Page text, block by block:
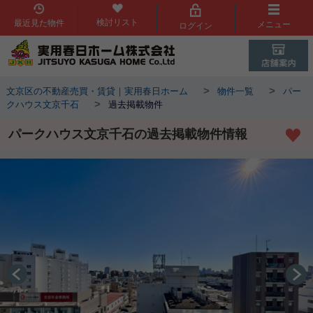
最近見た物件 検討リスト ログイン メニュー
文京区の不動産売買・賃貸｜実用春日ホーム > 物件一覧 >
パー
クハウス文京千石
> 過去掲載物件
パークハウス文京千石の過去掲載物件情報